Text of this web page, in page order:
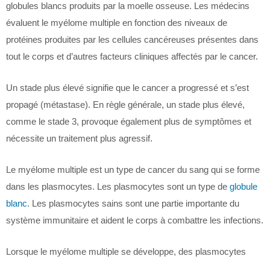
globules blancs produits par la moelle osseuse. Les médecins
évaluent le myélome multiple en fonction des niveaux de
protéines produites par les cellules cancéreuses présentes dans
tout le corps et d’autres facteurs cliniques affectés par le cancer.
Un stade plus élevé signifie que le cancer a progressé et s’est
propagé (métastase). En règle générale, un stade plus élevé,
comme le stade 3, provoque également plus de symptômes et
nécessite un traitement plus agressif.
Le myélome multiple est un type de cancer du sang qui se forme
dans les plasmocytes. Les plasmocytes sont un type de globule
blanc. Les plasmocytes sains sont une partie importante du
système immunitaire et aident le corps à combattre les infections.
Lorsque le myélome multiple se développe, des plasmocytes